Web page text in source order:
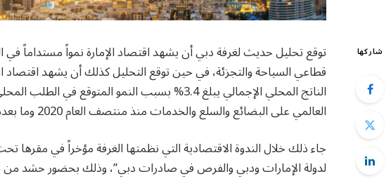
شاركها
الناتج المحلي الإجمالي يبلغ 3.4% بسبب النمو
العالمي على البضائع والسلع والخدمات منذ منتصف العام 2020 وما بعده.
جاء ذلك خلال الندوة الاقتصادية التي نظمتها الغرفة مؤخراً في مقرها
لدولة الإمارات ودبي والفرص في صادرات دبي”، وذلك بحضور حشد